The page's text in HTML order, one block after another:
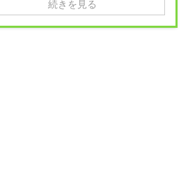
続きを見る